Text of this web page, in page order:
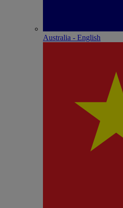
Australia - English